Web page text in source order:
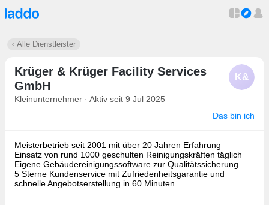
Alle Dienstleister
Krüger & Krüger Facility Services
GmbH
Kleinunternehmer · Aktiv seit 9 Jul 2025
K&
Das bin ich
Meisterbetrieb seit 2001 mit über 20 Jahren Erfahrung
Einsatz von rund 1000 geschulten Reinigungskräften täglich
Eigene Gebäudereinigungssoftware zur Qualitätssicherung
5 Sterne Kundenservice mit Zufriedenheitsgarantie und
schnelle Angebotserstellung in 60 Minuten